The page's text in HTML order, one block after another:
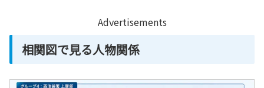
Advertisements
相関図で見る人物関係